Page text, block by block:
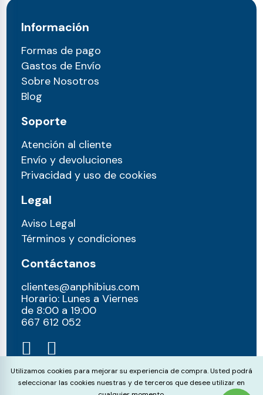
Información
Formas de pago
Gastos de Envío
Sobre Nosotros
Blog
Soporte
Atención al cliente
Envío y devoluciones
Privacidad y uso de cookies
Legal
Aviso Legal
Términos y condiciones
Contáctanos
clientes@anphibius.com
Horario: Lunes a Viernes
de 8:00 a 19:00
667 612 052​
Cookie Consent
Utilizamos cookies para mejorar su experiencia de compra. Usted podrá
seleccionar las cookies nuestras y de terceros que desee utilizar en